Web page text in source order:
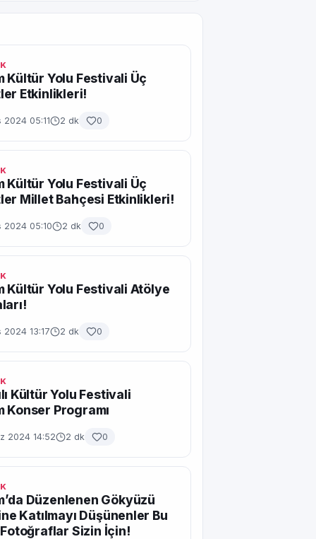
Kültür Yolu Festivali Üç
Etkinlikleri!
2024 05:11 2 dk 0
Kültür Yolu Festivali Üç
Millet Bahçesi Etkinlikleri!
2024 05:10 2 dk 0
Kültür Yolu Festivali Atölye
2024 13:17 2 dk 0
Kültür Yolu Festivali
Konser Programı
2024 14:52 2 dk 0
Düzenlenen Gökyüzü
Katılmayı Düşünenler Bu
Fotoğraflar Sizin İçin!